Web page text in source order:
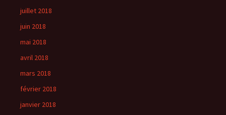
juillet 2018
juin 2018
mai 2018
avril 2018
mars 2018
février 2018
janvier 2018